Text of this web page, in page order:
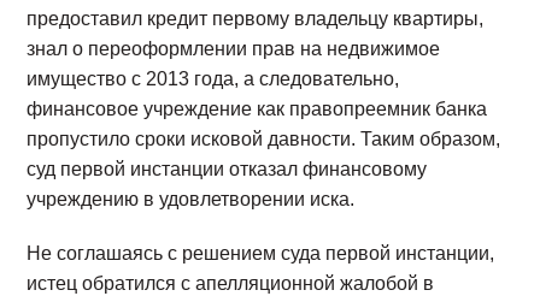
предоставил кредит первому владельцу квартиры,
знал о переоформлении прав на недвижимое
имущество с 2013 года, а следовательно,
финансовое учреждение как правопреемник банка
пропустило сроки исковой давности. Таким образом,
суд первой инстанции отказал финансовому
учреждению в удовлетворении иска.
Не соглашаясь с решением суда первой инстанции,
истец обратился с апелляционной жалобой в